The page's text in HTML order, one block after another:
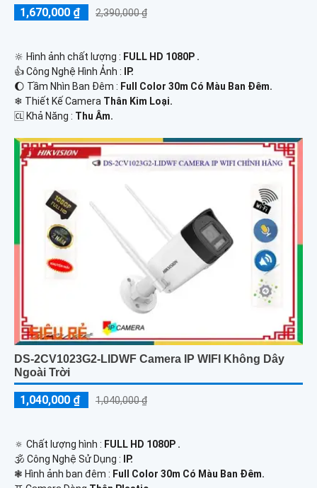
1,670,000 ₫ 2,390,000 ₫
🔆 Hình ảnh chất lượng : FULL HD 1080P .
👍 Công Nghệ Hình Ảnh :
IP.
🌔 Tầm Nhìn Ban Đêm : Full Color 30m Có Màu Ban Đêm.
❄ Thiết Kế Camera Thân Kim Loại.
️🆑 Khả Năng : Thu Âm.
DS-2CV1023G2-LIDWF Camera IP WIFI Không Dây
Ngoài Trời
1,040,000 ₫ 1,040,000 ₫
🔅 Chất lượng hình : FULL HD 1080P .
🕉️ Công Nghệ Sử Dụng :
IP.
❃ Hình ảnh ban đêm : Full Color 30m Có Màu Ban Ðêm.